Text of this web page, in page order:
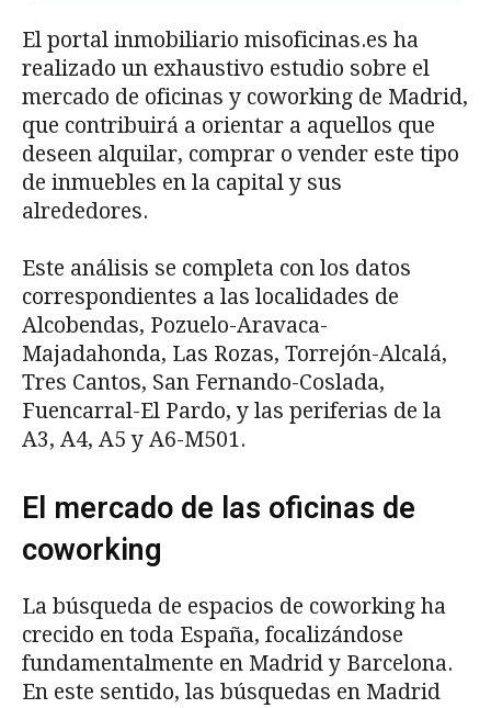
El portal inmobiliario misoficinas.es ha
realizado un exhaustivo estudio sobre el
mercado de oficinas y coworking de Madrid,
que contribuirá a orientar a aquellos que
deseen alquilar, comprar o vender este tipo
de inmuebles en la capital y sus
alrededores.
Este análisis se completa con los datos
correspondientes a las localidades de
Alcobendas, Pozuelo-Aravaca-
Majadahonda, Las Rozas, Torrejón-Alcalá,
Tres Cantos, San Fernando-Coslada,
Fuencarral-El Pardo, y las periferias de la
A3, A4, A5 y A6-M501.
El mercado de las oficinas de
coworking
La búsqueda de espacios de coworking ha
crecido en toda España, focalizándose
fundamentalmente en Madrid y Barcelona.
En este sentido, las búsquedas en Madrid